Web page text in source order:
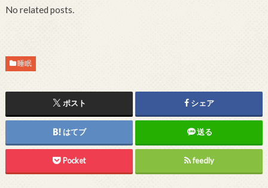
No related posts.
睡眠
ポスト シェア
はてブ 送る
Pocket feedly